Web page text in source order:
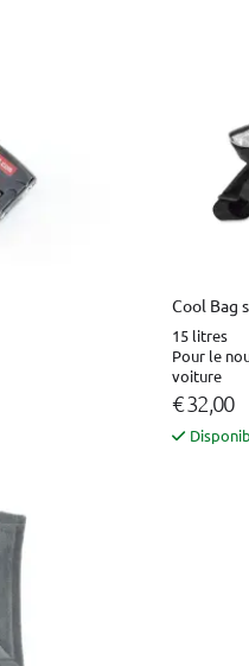
Cool Bag
15 litres
Pour le
voiture
€ 32,00